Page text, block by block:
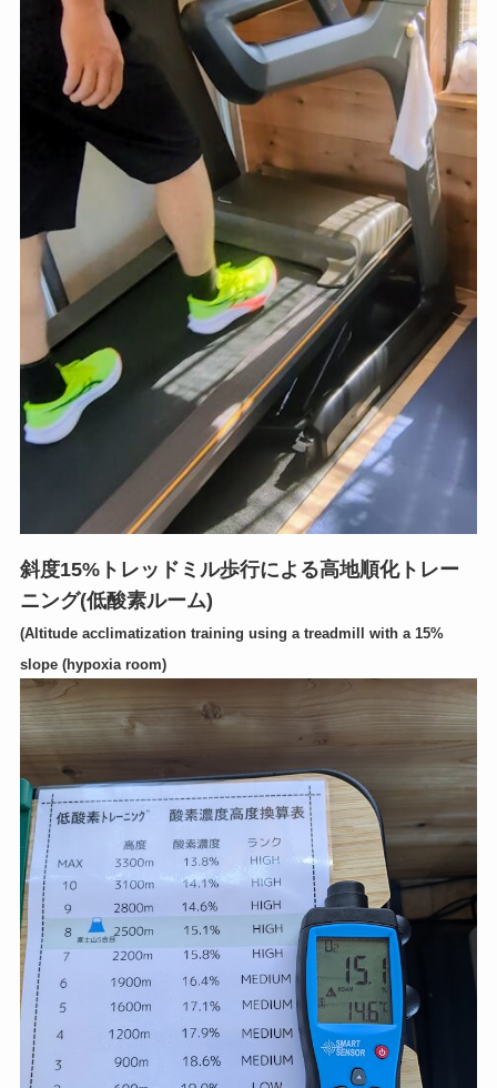
斜度15%トレッドミル歩行による高地順化トレー
ニング(低酸素ルーム)
(Altitude acclimatization training using a treadmill with a 15%
slope (hypoxia room)